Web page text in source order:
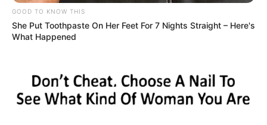
Την λένε «Κυκλάδες χωρίς πλοίο» και είναι 1
ώρα από Χαλκίδα – Υπερβολή ή όχι;
Ακολουθήστε το evianews.com στοGoogle
News
GOOD TO KNOW THIS
She Put Toothpaste On Her Feet For 7 Nights Straight – Here's
What Happened